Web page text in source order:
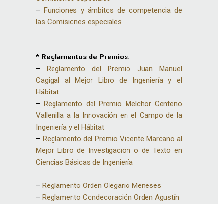
–Funciones y ámbitos de competencia de
las Comisiones especiales
* Reglamentos de Premios:
–Reglamento del Premio Juan Manuel
Cagigal al Mejor Libro de Ingeniería y el
Hábitat
–Reglamento del Premio Melchor Centeno
Vallenilla a la Innovación en el Campo de la
Ingeniería y el Hábitat
– Reglamento del Premio Vicente Marcano al
Mejor Libro de Investigación o de Texto en
Ciencias Básicas de Ingeniería
– Reglamento Orden Olegario Meneses
– Reglamento Condecoración Orden Agustín